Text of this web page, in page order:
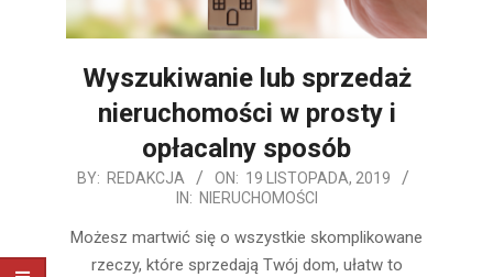
Wyszukiwanie lub sprzedaż
nieruchomości w prosty i
opłacalny sposób
2019-
19
BY: REDAKCJA ON: 19 LISTOPADA, 2019
IN: NIERUCHOMOŚCI
Możesz martwić się o wszystkie skomplikowane
rzeczy, które sprzedają Twój dom, ułatw to